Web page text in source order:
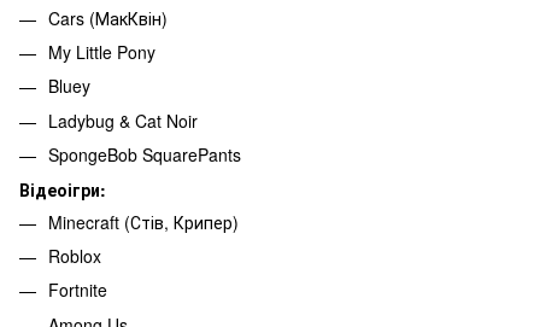
Cars (МакКвін)
My Little Pony
Bluey
Ladybug & Cat Noir
SpongeBob SquarePants
Відеоігри:
Minecraft (Стів, Крипер)
Roblox
Fortnite